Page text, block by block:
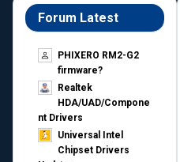
Forum Latest
PHIXERO RM2-G2
firmware?
Realtek
HDA/UAD/Compone
nt Drivers
Universal Intel
Chipset Drivers